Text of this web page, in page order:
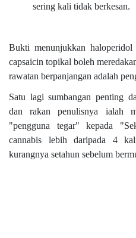
sering kali tidak berkesan.
Bukti menunjukkan
capsaicin topikal boleh
rawatan berpanjangan adalah
Satu lagi sumbangan penting
dan rakan penulisnya ialah
"pengguna tegar" kepada
cannabis lebih daripada 4
kurangnya setahun sebelum